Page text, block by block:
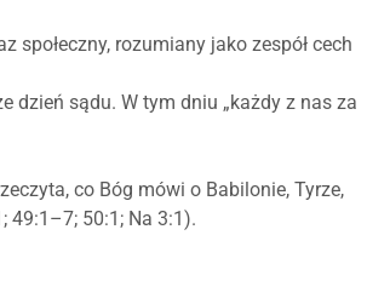
rozumiany jako zespół cech
dzień sądu. W tym dniu „każdy z nas za
co Bóg mówi o Babilonie, Tyrze,
49:1–7; 50:1; Na 3:1).